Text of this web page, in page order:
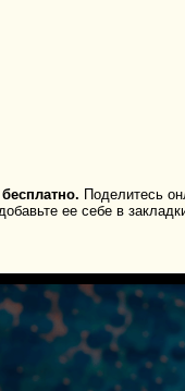
Поделитесь
ее себе в